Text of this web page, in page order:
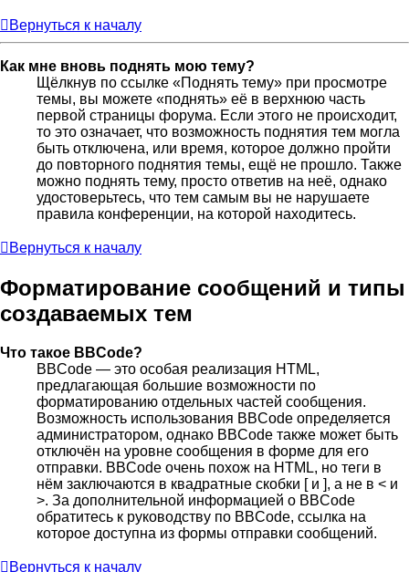
Вернуться к началу
Как мне вновь поднять мою тему?
Щёлкнув по ссылке «Поднять тему» при просмотре
темы, вы можете «поднять» её в верхнюю часть
первой страницы форума. Если этого не происходит,
то это означает, что возможность поднятия тем могла
быть отключена, или время, которое должно пройти
до повторного поднятия темы, ещё не прошло. Также
можно поднять тему, просто ответив на неё, однако
удостоверьтесь, что тем самым вы не нарушаете
правила конференции, на которой находитесь.
Вернуться к началу
Форматирование сообщений и типы
создаваемых тем
Что такое BBCode?
BBCode — это особая реализация HTML,
предлагающая большие возможности по
форматированию отдельных частей сообщения.
Возможность использования BBCode определяется
администратором, однако BBCode также может быть
отключён на уровне сообщения в форме для его
отправки. BBCode очень похож на HTML, но теги в
нём заключаются в квадратные скобки [ и ], а не в < и
>. За дополнительной информацией о BBCode
обратитесь к руководству по BBCode, ссылка на
которое доступна из формы отправки сообщений.
Вернуться к началу